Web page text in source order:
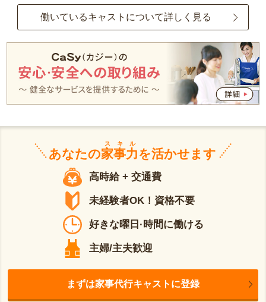
働いているキャストについて詳しく見る
あなたの家事力
スキル
を活かせます
高時給 + 交通費
未経験者OK！資格不要
好きな曜日·時間に働ける
主婦/主夫歓迎
まずは家事代行キャストに登録